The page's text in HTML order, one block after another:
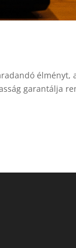
élményt,
garantálja